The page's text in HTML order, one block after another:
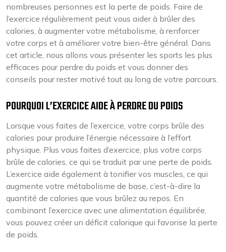
nombreuses personnes est la perte de poids. Faire de
l’exercice régulièrement peut vous aider à brûler des
calories, à augmenter votre métabolisme, à renforcer
votre corps et à améliorer votre bien-être général. Dans
cet article, nous allons vous présenter les sports les plus
efficaces pour perdre du poids et vous donner des
conseils pour rester motivé tout au long de votre parcours.
POURQUOI L’EXERCICE AIDE À PERDRE DU POIDS
Lorsque vous faites de l’exercice, votre corps brûle des
calories pour produire l’énergie nécessaire à l’effort
physique. Plus vous faites d’exercice, plus votre corps
brûle de calories, ce qui se traduit par une perte de poids.
L’exercice aide également à tonifier vos muscles, ce qui
augmente votre métabolisme de base, c’est-à-dire la
quantité de calories que vous brûlez au repos. En
combinant l’exercice avec une alimentation équilibrée,
vous pouvez créer un déficit calorique qui favorise la perte
de poids.